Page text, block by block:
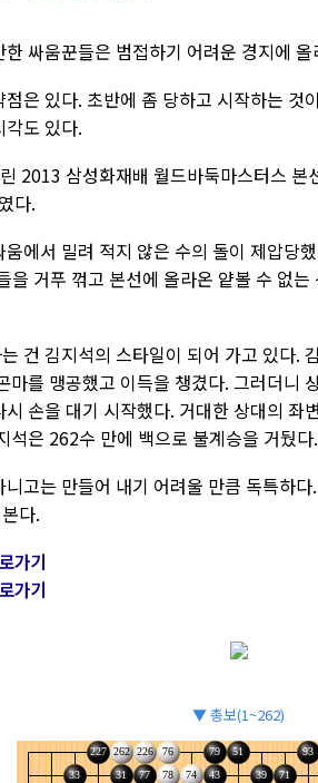
싸움꾼들은 범접하기 어려운 경지에
은 있다. 초반에 좀 당하고 시작하는 것
각도 있다.
2013 삼성화재배 월드바둑마스터스
다.
에서 밀려 적지 않은 수의 돌이 제압당
을 거푸 꺾고 본선에 올라온 얕볼 수 없
건 김지석의 스타일이 되어 가고 있다.
마를 맹공했고 이득을 챙겼다. 그러더니
손을 대기 시작했다. 거대한 상대의 좌
석은 262수 만에 백으로 불계승을 거뒀다.
고는 만들어 내기 어려울 만큼 독특하다.
다.
가기
가기
▼ 총보(1~262)